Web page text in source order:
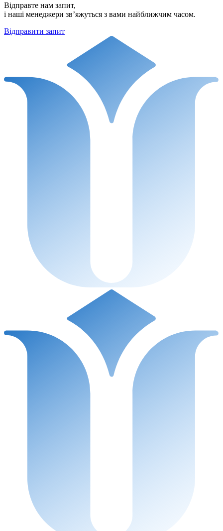
Відправте нам запит,
і наші менеджери зв’яжуться з вами найближчим часом.
Відправити запит